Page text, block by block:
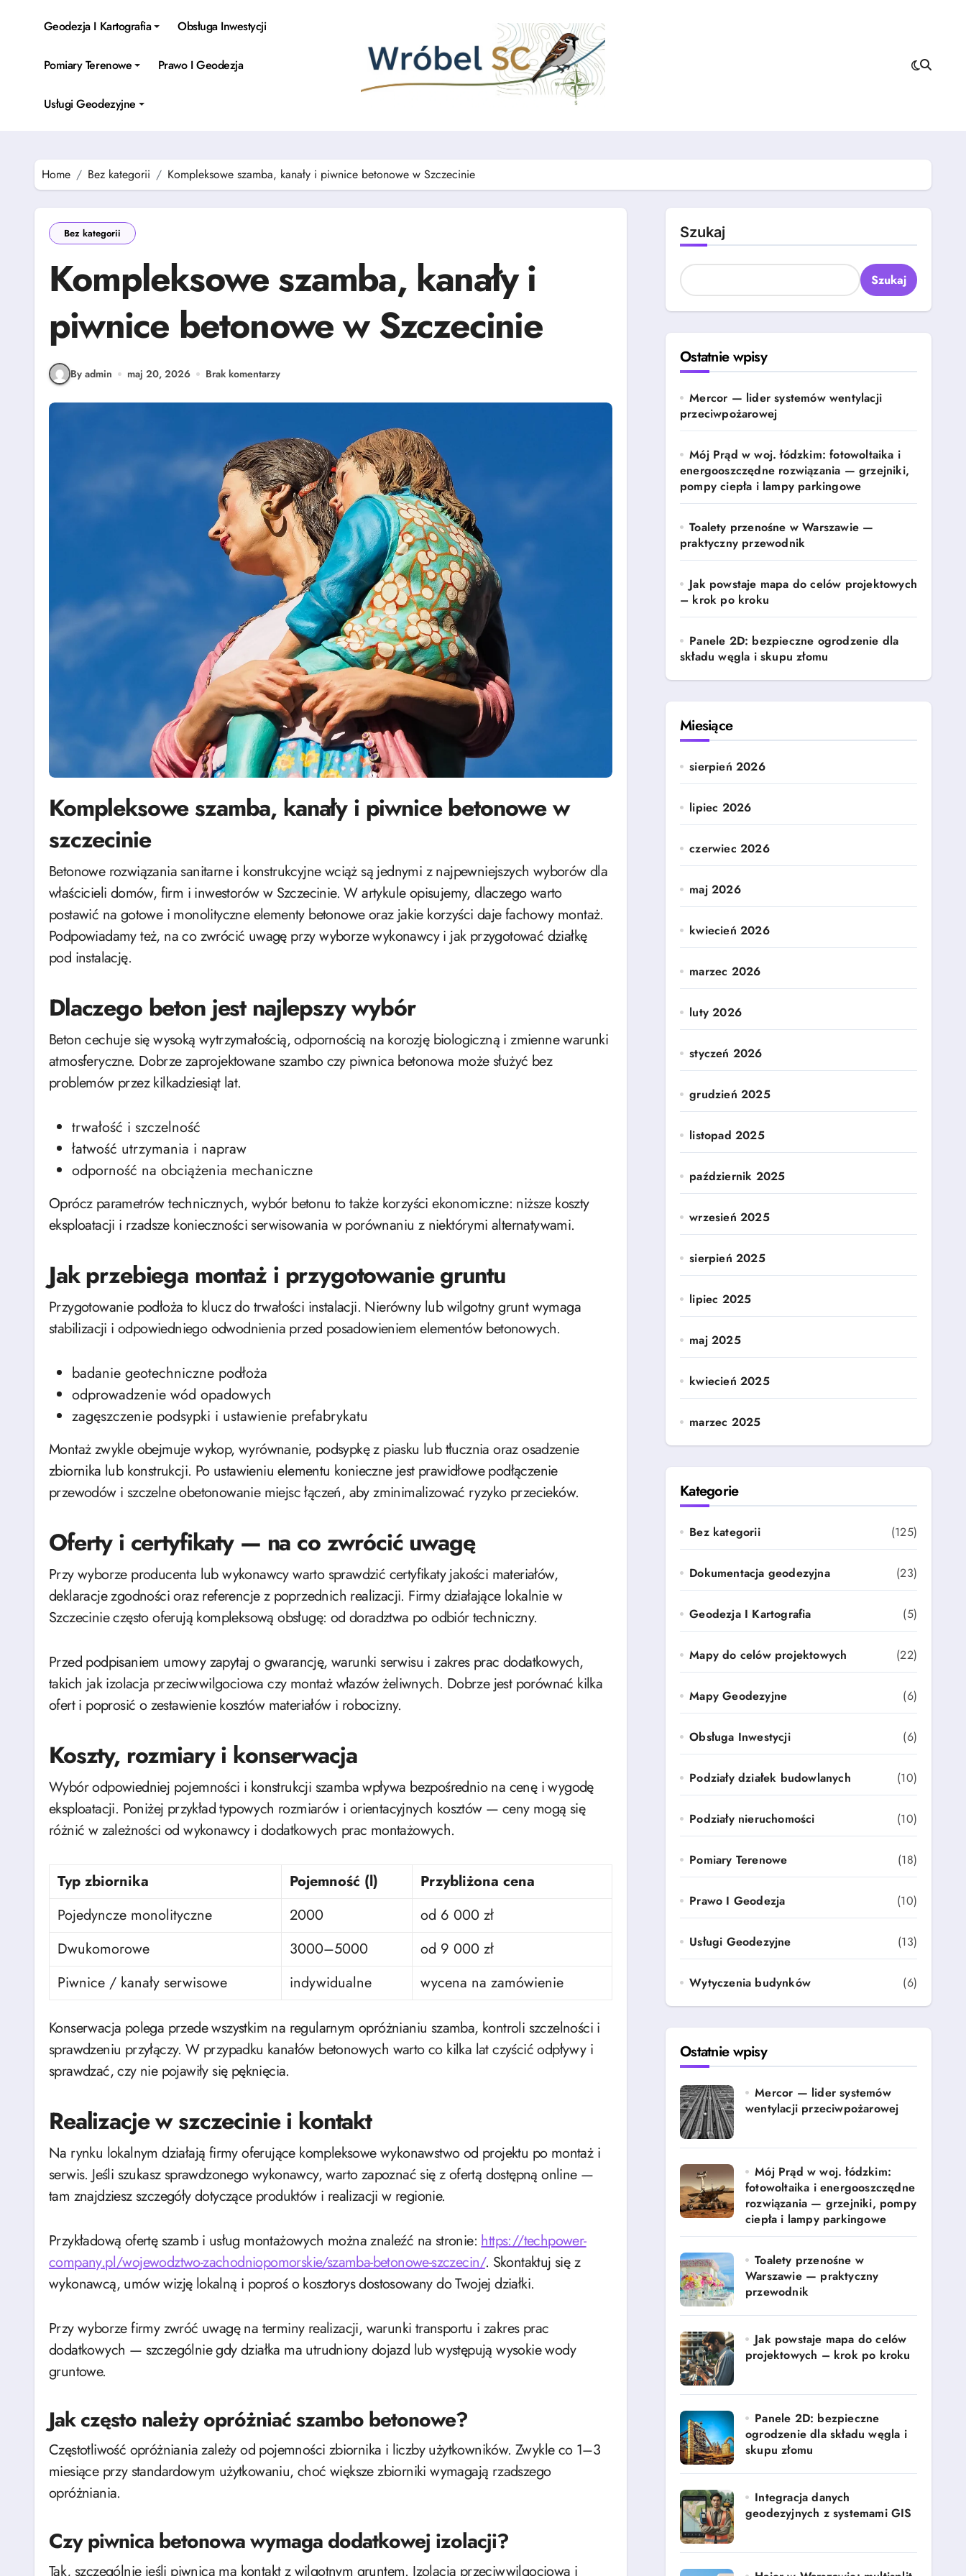
Geodezja I Kartografia Obsługa Inwestycji
Pomiary Terenowe Prawo I Geodezja
Usługi Geodezyjne
Home Bez kategorii Kompleksowe szamba, kanały i piwnice betonowe w Szczecinie
Bez kategorii
Kompleksowe szamba, kanały i
piwnice betonowe w Szczecinie
By admin maj 20, 2026 Brak komentarzy
Kompleksowe szamba, kanały i piwnice betonowe w
szczecinie
Betonowe rozwiązania sanitarne i konstrukcyjne wciąż są jednymi z najpewniejszych wyborów dla
właścicieli domów, firm i inwestorów w Szczecinie. W artykule opisujemy, dlaczego warto
postawić na gotowe i monolityczne elementy betonowe oraz jakie korzyści daje fachowy montaż.
Podpowiadamy też, na co zwrócić uwagę przy wyborze wykonawcy i jak przygotować działkę
pod instalację.
Dlaczego beton jest najlepszy wybór
Beton cechuje się wysoką wytrzymałością, odpornością na korozję biologiczną i zmienne warunki
atmosferyczne. Dobrze zaprojektowane szambo czy piwnica betonowa może służyć bez
problemów przez kilkadziesiąt lat.
trwałość i szczelność
łatwość utrzymania i napraw
odporność na obciążenia mechaniczne
Oprócz parametrów technicznych, wybór betonu to także korzyści ekonomiczne: niższe koszty
eksploatacji i rzadsze konieczności serwisowania w porównaniu z niektórymi alternatywami.
Jak przebiega montaż i przygotowanie gruntu
Przygotowanie podłoża to klucz do trwałości instalacji. Nierówny lub wilgotny grunt wymaga
stabilizacji i odpowiedniego odwodnienia przed posadowieniem elementów betonowych.
badanie geotechniczne podłoża
odprowadzenie wód opadowych
zagęszczenie podsypki i ustawienie prefabrykatu
Montaż zwykle obejmuje wykop, wyrównanie, podsypkę z piasku lub tłucznia oraz osadzenie
zbiornika lub konstrukcji. Po ustawieniu elementu konieczne jest prawidłowe podłączenie
przewodów i szczelne obetonowanie miejsc łączeń, aby zminimalizować ryzyko przecieków.
Oferty i certyfikaty — na co zwrócić uwagę
Przy wyborze producenta lub wykonawcy warto sprawdzić certyfikaty jakości materiałów,
deklaracje zgodności oraz referencje z poprzednich realizacji. Firmy działające lokalnie w
Szczecinie często oferują kompleksową obsługę: od doradztwa po odbiór techniczny.
Przed podpisaniem umowy zapytaj o gwarancję, warunki serwisu i zakres prac dodatkowych,
takich jak izolacja przeciwwilgociowa czy montaż włazów żeliwnych. Dobrze jest porównać kilka
ofert i poprosić o zestawienie kosztów materiałów i robocizny.
Koszty, rozmiary i konserwacja
Wybór odpowiedniej pojemności i konstrukcji szamba wpływa bezpośrednio na cenę i wygodę
eksploatacji. Poniżej przykład typowych rozmiarów i orientacyjnych kosztów — ceny mogą się
różnić w zależności od wykonawcy i dodatkowych prac montażowych.
Typ zbiornika Pojemność (l)
Przybliżona cena
Pojedyncze monolityczne
2000
od 6 000 zł
Dwukomorowe
3000–5000
od 9 000 zł
Piwnice / kanały serwisowe
indywidualne wycena na zamówienie
Konserwacja polega przede wszystkim na regularnym opróżnianiu szamba, kontroli szczelności i
sprawdzeniu przyłączy. W przypadku kanałów betonowych warto co kilka lat czyścić odpływy i
sprawdzać, czy nie pojawiły się pęknięcia.
Realizacje w szczecinie i kontakt
Na rynku lokalnym działają firmy oferujące kompleksowe wykonawstwo od projektu po montaż i
serwis. Jeśli szukasz sprawdzonego wykonawcy, warto zapoznać się z ofertą dostępną online —
tam znajdziesz szczegóły dotyczące produktów i realizacji w regionie.
Przykładową ofertę szamb i usług montażowych można znaleźć na stronie:https://techpower-
company.pl/wojewodztwo-zachodniopomorskie/szamba-betonowe-szczecin/. Skontaktuj się z
wykonawcą, umów wizję lokalną i poproś o kosztorys dostosowany do Twojej działki.
Przy wyborze firmy zwróć uwagę na terminy realizacji, warunki transportu i zakres prac
dodatkowych — szczególnie gdy działka ma utrudniony dojazd lub występują wysokie wody
gruntowe.
Jak często należy opróżniać szambo betonowe?
Częstotliwość opróżniania zależy od pojemności zbiornika i liczby użytkowników. Zwykle co 1–3
miesiące przy standardowym użytkowaniu, choć większe zbiorniki wymagają rzadszego
opróżniania.
Czy piwnica betonowa wymaga dodatkowej izolacji?
Tak, szczególnie jeśli piwnica ma kontakt z wilgotnym gruntem. Izolacja przeciwwilgociowa i
Szukaj
Szukaj
Ostatnie wpisy
Mercor — lider systemów wentylacji
przeciwpożarowej
Mój Prąd w woj. łódzkim: fotowoltaika i
energooszczędne rozwiązania — grzejniki,
pompy ciepła i lampy parkingowe
Toalety przenośne w Warszawie —
praktyczny przewodnik
Jak powstaje mapa do celów projektowych
– krok po kroku
Panele 2D: bezpieczne ogrodzenie dla
składu węgla i skupu złomu
Miesiące
sierpień 2026
lipiec 2026
czerwiec 2026
maj 2026
kwiecień 2026
marzec 2026
luty 2026
styczeń 2026
grudzień 2025
listopad 2025
październik 2025
wrzesień 2025
sierpień 2025
lipiec 2025
maj 2025
kwiecień 2025
marzec 2025
Kategorie
Bez kategorii (125)
Dokumentacja geodezyjna (23)
Geodezja I Kartografia (5)
Mapy do celów projektowych (22)
Mapy Geodezyjne (6)
Obsługa Inwestycji (6)
Podziały działek budowlanych (10)
Podziały nieruchomości (10)
Pomiary Terenowe (18)
Prawo I Geodezja (10)
Usługi Geodezyjne (13)
Wytyczenia budynków (6)
Ostatnie wpisy
Mercor — lider systemów
wentylacji przeciwpożarowej
Mój Prąd w woj. łódzkim:
fotowoltaika i energooszczędne
rozwiązania — grzejniki, pompy
ciepła i lampy parkingowe
Toalety przenośne w
Warszawie — praktyczny
przewodnik
Jak powstaje mapa do celów
projektowych – krok po kroku
Panele 2D: bezpieczne
ogrodzenie dla składu węgla i
skupu złomu
Integracja danych
geodezyjnych z systemami GIS